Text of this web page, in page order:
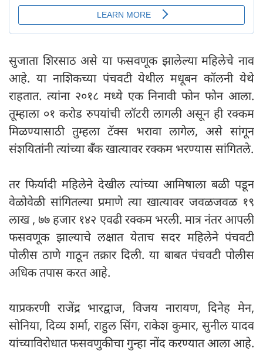
सुजाता शिरसाठ असे या फसवणूक झालेल्या महिलेचे नाव
आहे. या नाशिकच्या पंचवटी येथील मधूबन कॉलनी येथे
राहतात. त्यांना २०१८ मध्ये एक निनावी फोन फोन आला.
तूम्हाला ०१ करोड रुपयांची लॉटरी लागली असून ही रक्कम
मिळण्यासाठी तुम्हला टॅक्स भरावा लागेल, असे सांगून
संशयितांनी त्यांच्या बँक खात्यावर रक्कम भरण्यास सांगितले.
तर फिर्यादी महिलेने देखील त्यांच्या आमिषाला बळी पडून
वेळोवेळी सांगितल्या प्रमाणे त्या खात्यावर जवळजवळ १९
लाख , ७७ हजार १४२ एवढी रक्कम भरली. मात्र नंतर आपली
फसवणूक झाल्याचे लक्षात येताच सदर महिलेने पंचवटी
पोलीस ठाणे गाठून तक्रार दिली. या बाबत पंचवटी पोलीस
अधिक तपास करत आहे.
याप्रकरणी राजेंद्र भारद्वाज, विजय नारायण, दिनेह मेन,
सोनिया, दिव्य शर्मा, राहुल सिंग, राकेश कुमार, सुनील यादव
यांच्याविरोधात फसवणुकीचा गुन्हा नोंद करण्यात आला आहे.